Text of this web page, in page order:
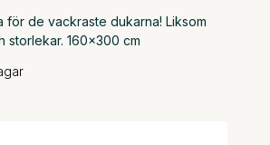
de vackraste dukarna! Liksom
storlekar. 160x300 cm